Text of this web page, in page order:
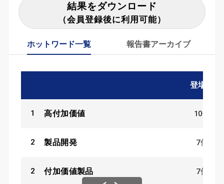
結果をダウンロード
（会員登録後に利用可能）
ホットワード一覧 報告書アーカイブ
登場数
1 高付加価値 10件
2 製品開発 7件
2 付加価値製品 7件